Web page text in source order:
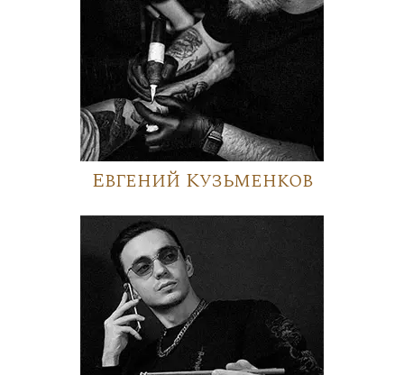
Евгений Кузьменков